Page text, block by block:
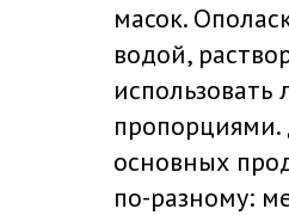
масок.
водой,
пропорциями.
основных
по-разному: